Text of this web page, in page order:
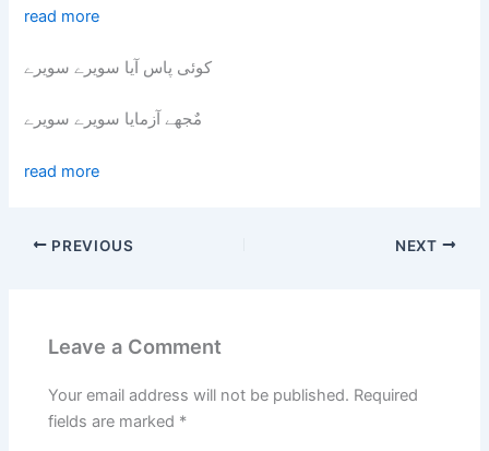
read more
کوئی پاس آیا سویرے سویرے
مٌجھے آزمایا سویرے سویرے
read more
PREVIOUS NEXT
Leave a Comment
Your email address will not be published. Required
fields are marked *